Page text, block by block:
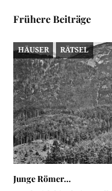
Frühere Beiträge
HÄUSER RÄTSEL
Junge Römer…